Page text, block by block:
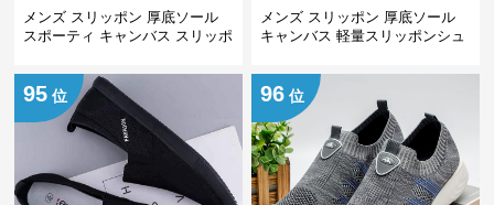
メンズ スリッポン 厚底ソール
スポーティ キャンバス スリッポ
メンズ スリッポン 厚底ソール
キャンバス 軽量スリッポンシュ
95 位 96 位